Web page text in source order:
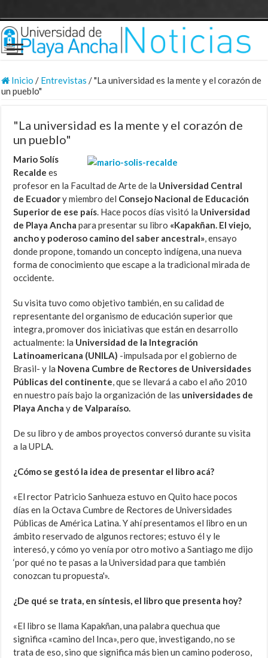
Inicio / Entrevistas /"La universidad es la mente y el corazón de
un pueblo"
"La universidad es la mente y el corazón de
un pueblo"
Mario Solís
Recalde es
profesor en la Facultad de Arte de la Universidad Central
de Ecuadory miembro del Consejo Nacional de Educación
Superior de ese país. Hace pocos días visitó la Universidad
de Playa Ancha para presentar su libro «Kapakñan. El viejo,
ancho y poderoso camino del saber ancestral», ensayo
donde propone, tomando un concepto indígena, una nueva
forma de conocimiento que escape a la tradicional mirada de
occidente.
Su visita tuvo como objetivo también, en su calidad de
representante del organismo de educación superior que
integra, promover dos iniciativas que están en desarrollo
actualmente: la Universidad de la Integración
Latinoamericana (UNILA) -impulsada por el gobierno de
Brasil- y la Novena Cumbre de Rectores de Universidades
Públicas del continente, que se llevará a cabo el año 2010
en nuestro país bajo la organización de las universidades de
Playa Ancha y de Valparaíso.
De su libro y de ambos proyectos conversó durante su visita
a la UPLA.
¿Cómo se gestó la idea de presentar el libro acá?
«El rector Patricio Sanhueza estuvo en Quito hace pocos
días en la Octava Cumbre de Rectores de Universidades
Públicas de América Latina. Y ahí presentamos el libro en un
ámbito reservado de algunos rectores; estuvo él y le
interesó, y cómo yo venía por otro motivo a Santiago me dijo
‘por qué no te pasas a la Universidad para que también
conozcan tu propuesta'».
¿De qué se trata, en síntesis, el libro que presenta hoy?
«El libro se llama Kapakñan, una palabra quechua que
significa «camino del Inca», pero que, investigando, no se
trata de eso, sino que significa más bien un camino poderoso,